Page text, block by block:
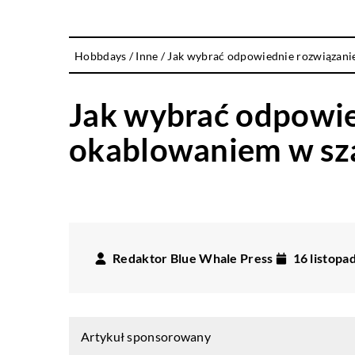
Hobbdays /Inne / Jak wybrać odpowiednie
Jak wybrać
okablowaniem w
Redaktor Blue Whale Press 16
Artykuł sponsorowany